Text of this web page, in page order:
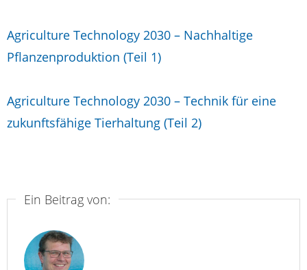
Agriculture Technology 2030 – Nachhaltige
Pflanzenproduktion (Teil 1)
Agriculture Technology 2030 – Technik für eine
zukunftsfähige Tierhaltung (Teil 2)
Ein Beitrag von: